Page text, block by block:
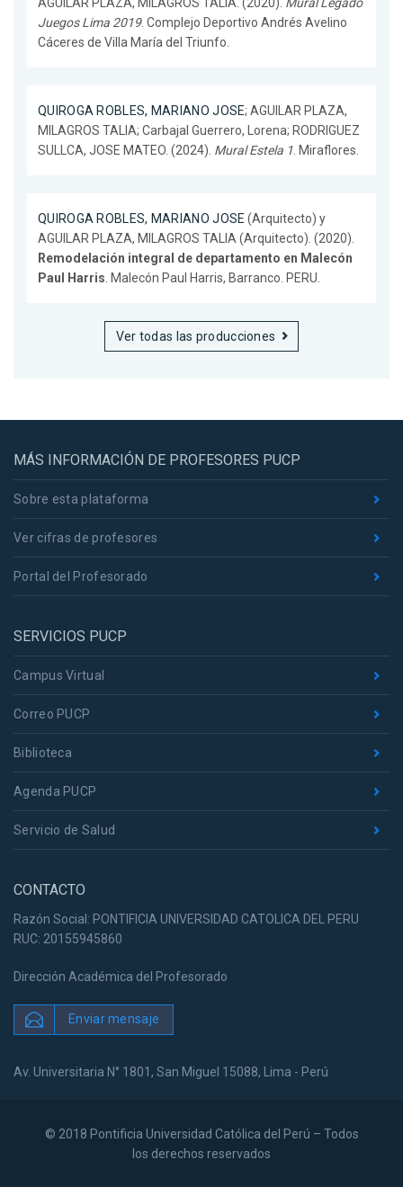
Juegos Lima 2019. Complejo Deportivo Andrés Avelino
Cáceres de Villa María del Triunfo.
QUIROGA ROBLES, MARIANO JOSE; AGUILAR PLAZA,
MILAGROS TALIA; Carbajal Guerrero, Lorena; RODRIGUEZ
SULLCA, JOSE MATEO. (2024). Mural Estela 1 . Miraflores.
QUIROGA ROBLES, MARIANO JOSE (Arquitecto) y
AGUILAR PLAZA, MILAGROS TALIA (Arquitecto). (2020).
Remodelación integral de departamento en Malecón
Paul Harris . Malecón Paul Harris, Barranco. PERU.
Ver todas las producciones
MÁS INFORMACIÓN DE PROFESORES PUCP
Sobre esta plataforma
Ver cifras de profesores
Portal del Profesorado
SERVICIOS PUCP
Campus Virtual
Correo PUCP
Biblioteca
Agenda PUCP
Servicio de Salud
CONTACTO
Razón Social: PONTIFICIA UNIVERSIDAD CATOLICA DEL PERU
RUC: 20155945860
Dirección Académica del Profesorado
Enviar mensaje
Av. Universitaria N° 1801, San Miguel 15088, Lima - Perú
© 2018 Pontificia Universidad Católica del Perú – Todos
los derechos reservados